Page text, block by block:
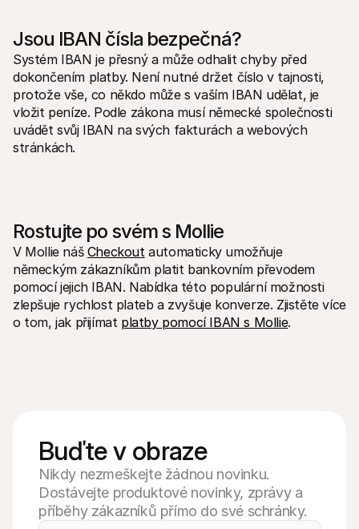
Jsou IBAN čísla bezpečná?
Systém IBAN je přesný a může odhalit chyby před
dokončením platby. Není nutné držet číslo v tajnosti,
protože vše, co někdo může s vaším IBAN udělat, je
vložit peníze. Podle zákona musí německé společnosti
uvádět svůj IBAN na svých fakturách a webových
stránkách.
Rostujte po svém s Mollie
V Mollie náš Checkout automaticky umožňuje
německým zákazníkům platit bankovním převodem
pomocí jejich IBAN. Nabídka této populární možnosti
zlepšuje rychlost plateb a zvyšuje konverze. Zjistěte více
o tom, jak přijímat platby pomocí IBAN s Mollie.
Buďte v obraze
Nikdy nezmeškejte žádnou novinku.
Dostávejte produktové novinky, zprávy a
příběhy zákazníků přímo do své schránky.